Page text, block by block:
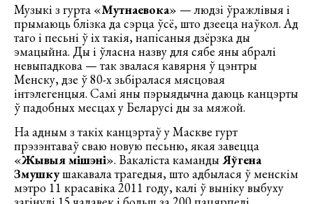
Музыкі з гурта «Мутнаевока» — людзі ўражлівыя і
прымаюць блізка да сэрца ўсё, што дзееца наўкол. Ад
таго і песьні ў іх такія, напісаныя дзёрзка ды
эмацыйна. Ды і ўласна назву для сябе яны абралі
невыпадкова — так звалася кавярня ў цэнтры
Менску, дзе ў 80-х зьбіралася мясцовая
інтэлегенцыя. Самі яны пэрыядычна даюць канцэрты
ў падобных месцах у Беларусі ды за мяжой.
На адным з такіх канцэртаў у Маскве гурт
прэзэнтаваў сваю новую песьню, якая завецца
«Жывыя мішэні». Вакаліста каманды Яўгена
Змушкушакавала трагедыя, што адбылася ў менскім
мэтро 11 красавіка 2011 году, калі ў выніку выбуху